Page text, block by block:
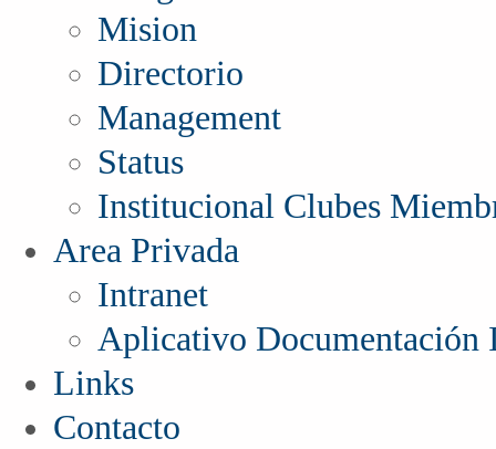
Mision
Directorio
Management
Status
Institucional Clubes
Area Privada
Intranet
Aplicativo Documentación
Links
Contacto